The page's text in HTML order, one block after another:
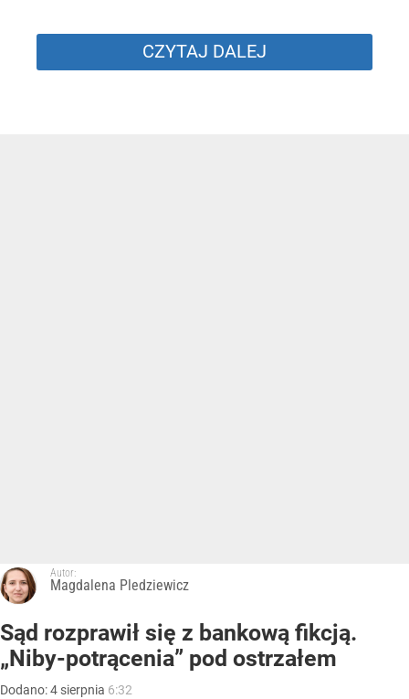
CZYTAJ DALEJ
Autor:
Magdalena Pledziewicz
Sąd rozprawił się z bankową fikcją.
„Niby-potrącenia” pod ostrzałem
Dodano:4 sierpnia 6:32